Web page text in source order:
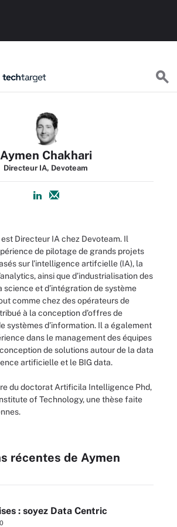
Aymen Chakhari
Directeur IA, Devoteam
Directeur IA chez Devoteam. Il
de pilotage de grands projets
sur l’intelligence artifcielle (IA), la
ainsi que d’industrialisation des
science et d’intégration de système
comme chez des opérateurs de
à la conception d’offres de
systèmes d’information. Il a également
dans le management des équipes
de solutions autour de la data
artificielle et le BIG data.
du doctorat Artificila Intelligence Phd,
of Technology, une thèse faite
récentes de Aymen
: soyez Data Centric